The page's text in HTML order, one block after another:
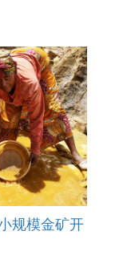
规模金矿开